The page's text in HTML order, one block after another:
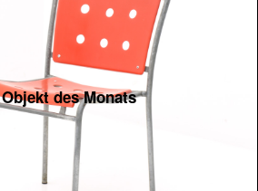
Objekt des Monats